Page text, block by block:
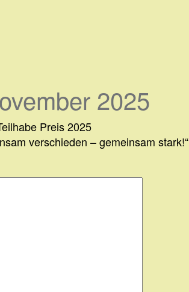
2025
Preis 2025
verschieden – gemeinsam stark!“